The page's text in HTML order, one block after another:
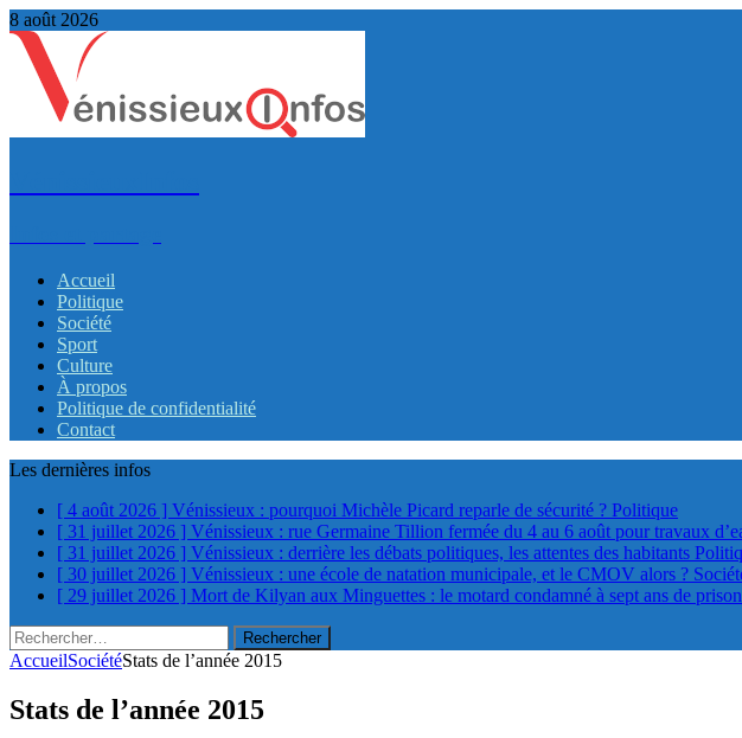
8 août 2026
Accueil
Politique
Société
Sport
Culture
À propos
Politique de confidentialité
Contact
Les dernières infos
[ 4 août 2026 ] Vénissieux : pourquoi Michèle Picard reparle de sécurité ? Politique
[ 31 juillet 2026 ] Vénissieux : rue Germaine Tillion fermée du 4 au 6 août pour travaux
[ 31 juillet 2026 ] Vénissieux : derrière les débats politiques, les attentes des habitants
[ 30 juillet 2026 ] Vénissieux : une école de natation municipale, et le CMOV alors ?
[ 29 juillet 2026 ] Mort de Kilyan aux Minguettes : le motard condamné à sept ans de
Rechercher :
AccueilSociétéStats de l’année 2015
Stats de l’année 2015